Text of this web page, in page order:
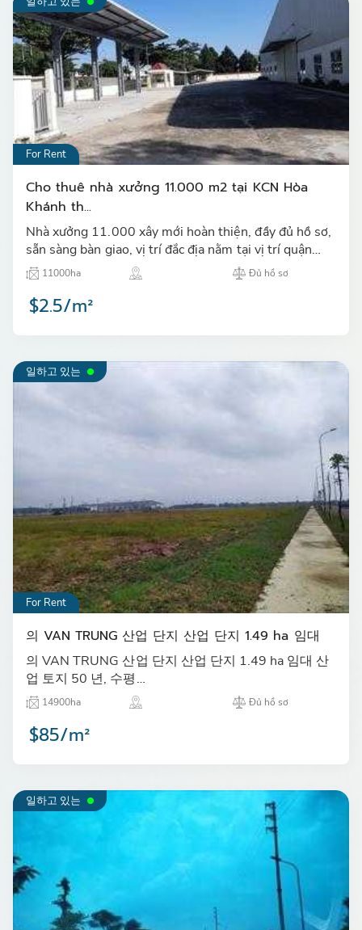
For Rent
Cho thuê nhà xưởng 11.000 m2 tại KCN Hòa
Khánh th...
Nhà xưởng 11.000 xây mới hoàn thiện, đầy đủ hồ sơ,
sẵn sàng bàn giao, vị trí đắc địa nằm tại vị trí quận
trung tâm thành phố Đà Nẵng…
11000ha Đủ hồ sơ
$2.5/m²
일하고 있는
For Rent
의 VAN TRUNG 산업 단지 산업 단지 1.49 ha 임대
의 VAN TRUNG 산업 단지 산업 단지 1.49 ha 임대 산
업 토지 50 년, 수평…
14900ha Đủ hồ sơ
$85/m²
일하고 있는